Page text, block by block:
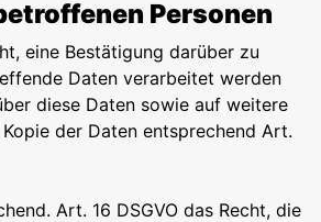
Personen
eine Bestätigung darüber zu
Daten verarbeitet werden
diese Daten sowie auf weitere
der Daten entsprechend Art.
Art. 16 DSGVO das Recht, die